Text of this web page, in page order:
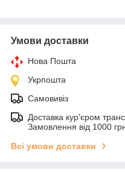
Умови доставки
Нова Пошта
Укрпошта
Самовивіз
Доставка кур'єром
Замовлення від 1000
Всі умови доставки